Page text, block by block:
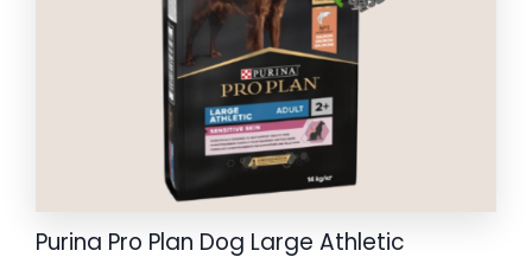
​Purina Pro Plan Dog Large Athletic